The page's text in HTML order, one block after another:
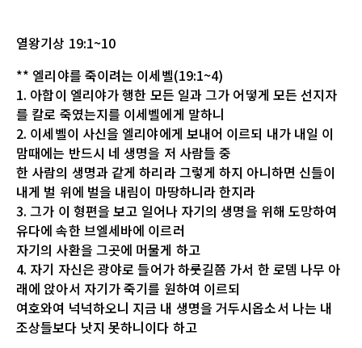
열왕기상 19:1~10
** 엘리야를 죽이려는 이세벨(19:1~4)
1. 아합이 엘리야가 행한 모든 일과 그가 어떻게 모든 선지자
를 칼로 죽였는지를 이세벨에게 말하니
2. 이세벨이 사신을 엘리야에게 보내어 이르되 내가 내일 이
맘때에는 반드시 네 생명을 저 사람들 중
한 사람의 생명과 같게 하리라 그렇게 하지 아니하면 신들이
내게 벌 위에 벌을 내림이 마땅하니라 한지라
3. 그가 이 형편을 보고 일어나 자기의 생명을 위해 도망하여
유다에 속한 브엘세바에 이르러
자기의 사환을 그곳에 머물게 하고
4. 자기 자신은 광야로 들어가 하룻길쯤 가서 한 로뎀 나무 아
래에 앉아서 자기가 죽기를 원하여 이르되
여호와여 넉넉하오니 지금 내 생명을 거두시옵소서 나는 내
조상들보다 낫지 못하니이다 하고